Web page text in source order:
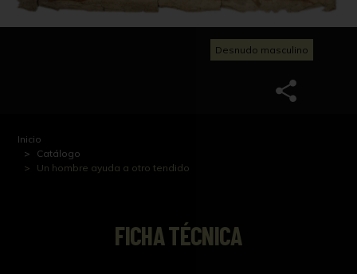
Desnudo masculino
Inicio
Catálogo
Un hombre ayuda a otro tendido
FICHA TÉCNICA